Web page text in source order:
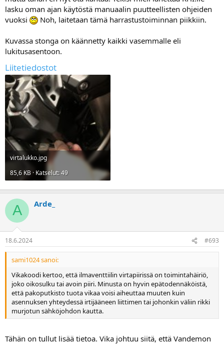
lasku oman ajan käytöstä manuaalin puutteellisten ohjeiden
vuoksi
Noh, laitetaan tämä harrastustoiminnan piikkiin.
Kuvassa stonga on käännetty kaikki vasemmalle eli
lukitusasentoon.
Liitetiedostot
virtalukko.jpg
85,6 KB · Katselut: 49
A Arde_
18.6.2024 #693
sami1024 sanoi:
Vikakoodi kertoo, että ilmaventtiilin virtapiirissä on toimintahäiriö,
joko oikosulku tai avoin piiri. Minusta on hyvin epätodennäköistä,
että pakoputkisto tuota vikaa voisi aiheuttaa muuten kuin
asennuksen yhteydessä irtijääneen liittimen tai johonkin väliin rikki
murjotun sähköjohdon kautta.
Tähän on tullut lisää tietoa. Vika johtuu siitä, että Vandemon